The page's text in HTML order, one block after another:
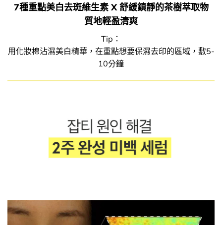
7種重點美白去斑維生素 X 舒緩鎮靜的茶樹萃取物
質地輕盈清爽
Tip：
用化妝棉沾濕美白精華，在重點想要保濕去印的區域，敷5-
10分鐘